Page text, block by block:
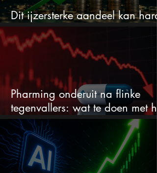
Dit ijzersterke aandeel kan hard
stijgen maar bijna niemand kijkt
Pharming onderuit na flinke
tegenvallers: wat te doen met
aandeel?